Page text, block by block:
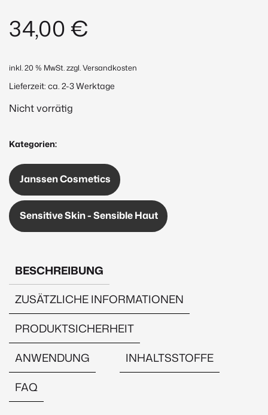
34,00€
inkl. 20 % MwSt.zzgl. Versandkosten
Lieferzeit: ca. 2-3 Werktage
Nicht vorrätig
Kategorien:
Janssen Cosmetics
Sensitive Skin - Sensible Haut
BESCHREIBUNG
ZUSÄTZLICHE INFORMATIONEN
PRODUKTSICHERHEIT
ANWENDUNG
INHALTSSTOFFE
FAQ